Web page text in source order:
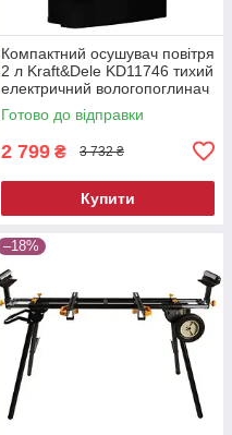
Компактний осушувач повітря
2 л Kraft&Dele KD11746 тихий
електричний вологопоглинач
Готово до відправки
2 799 ₴ 3 732 ₴
Купити
–18%